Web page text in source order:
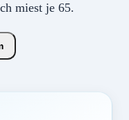
miest je 65.